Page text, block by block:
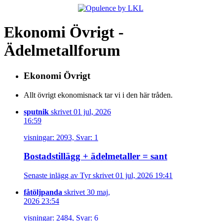
Ekonomi Övrigt -
Ädelmetallforum
Ekonomi Övrigt
Allt övrigt ekonomisnack tar vi i den här tråden.
sputnik skrivet 01 jul, 2026
16:59
visningar: 2093, Svar: 1
Bostadstillägg + ädelmetaller = sant
Senaste inlägg av Tyr skrivet 01 jul, 2026 19:41
fåtöljpanda skrivet 30 maj,
2026 23:54
visningar: 2484, Svar: 6